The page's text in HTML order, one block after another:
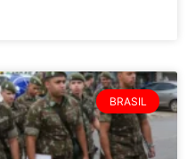
BRASIL